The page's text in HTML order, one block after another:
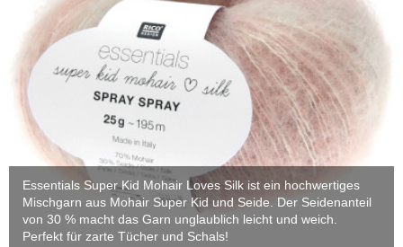
Essentials Super Kid Mohair Loves Silk ist ein hochwertiges
Mischgarn aus Mohair Super Kid und Seide. Der Seidenanteil
von 30 % macht das Garn unglaublich leicht und weich.
Perfekt für zarte Tücher und Schals!